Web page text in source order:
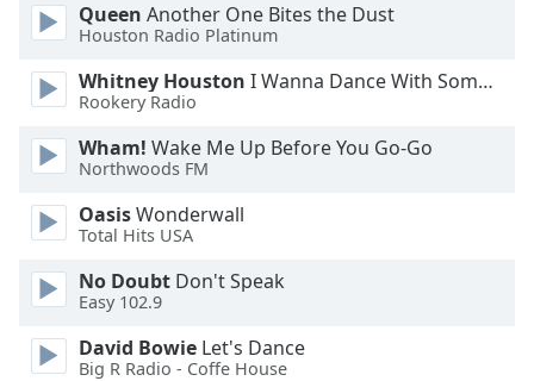
Family
Reset
Close
Modal
Dialog
End
window.
Queen Another One Bites the Dust
Houston Radio Platinum
Whitney Houston I Wanna Dance With Somebody
Rookery Radio
Wham! Wake Me Up Before You Go-Go
Northwoods FM
OasisWonderwall
Total Hits USA
No Doubt Don't Speak
Easy 102.9
David Bowie Let's Dance
Big R Radio - Coffe House